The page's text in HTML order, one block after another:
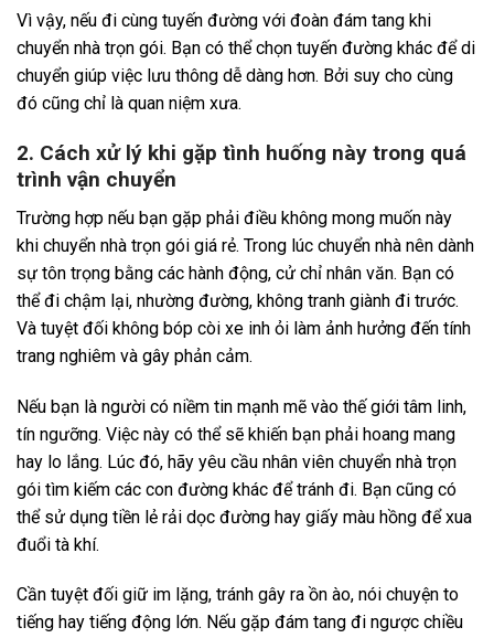
Vì vậy, nếu đi cùng tuyến đường với đoàn đám tang khi
chuyển nhà trọn gói. Bạn có thể chọn tuyến đường khác để di
chuyển giúp việc lưu thông dễ dàng hơn. Bởi suy cho cùng
đó cũng chỉ là quan niệm xưa.
2. Cách xử lý khi gặp tình huống này trong quá
trình vận chuyển
Trường hợp nếu bạn gặp phải điều không mong muốn này
khi chuyển nhà trọn gói giá rẻ. Trong lúc chuyển nhà nên dành
sự tôn trọng bằng các hành động, cử chỉ nhân văn. Bạn có
thể đi chậm lại, nhường đường, không tranh giành đi trước.
Và tuyệt đối không bóp còi xe inh ỏi làm ảnh hưởng đến tính
trang nghiêm và gây phản cảm.
Nếu bạn là người có niềm tin mạnh mẽ vào thế giới tâm linh,
tín ngưỡng. Việc này có thể sẽ khiến bạn phải hoang mang
hay lo lắng. Lúc đó, hãy yêu cầu nhân viên chuyển nhà trọn
gói tìm kiếm các con đường khác để tránh đi. Bạn cũng có
thể sử dụng tiền lẻ rải dọc đường hay giấy màu hồng để xua
đuổi tà khí.
Cần tuyệt đối giữ im lặng, tránh gây ra ồn ào, nói chuyện to
tiếng hay tiếng động lớn. Nếu gặp đám tang đi ngược chiều